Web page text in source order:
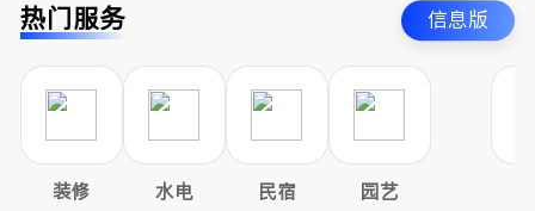
热门服务 信息版
装修 水电 民宿 园艺